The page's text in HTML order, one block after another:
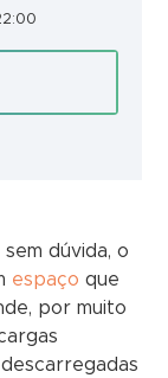
dúvida, o
espaço que
por muito